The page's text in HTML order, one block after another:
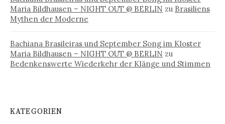
Maria Bildhausen – NIGHT OUT @ BERLIN zu Brasiliens
Mythen der Moderne
Bachiana Brasileiras und September Song im Kloster
Maria Bildhausen – NIGHT OUT @ BERLIN zu
Bedenkenswerte Wiederkehr der Klänge und Stimmen
KATEGORIEN